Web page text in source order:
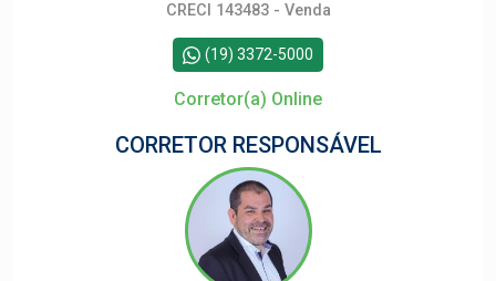
CRECI 143483 - Venda
(19) 3372-5000
Corretor(a) Online
CORRETOR RESPONSÁVEL